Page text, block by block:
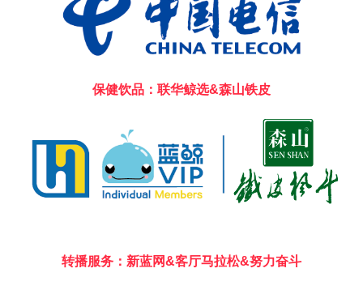
保健饮品：联华鲸选&森山铁皮
转播服务：新蓝网&客厅马拉松&努力奋斗